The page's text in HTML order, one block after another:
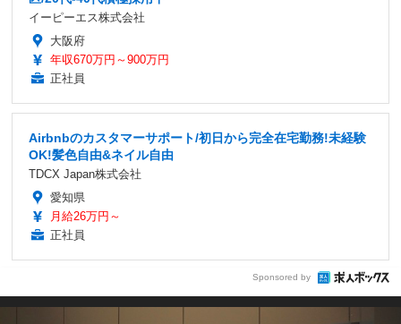
イーピーエス株式会社
大阪府
年収670万円～900万円
正社員
Airbnbのカスタマーサポート/初日から完全在宅勤務!未経験
OK!髪色自由&ネイル自由
TDCX Japan株式会社
愛知県
月給26万円～
正社員
Sponsored by